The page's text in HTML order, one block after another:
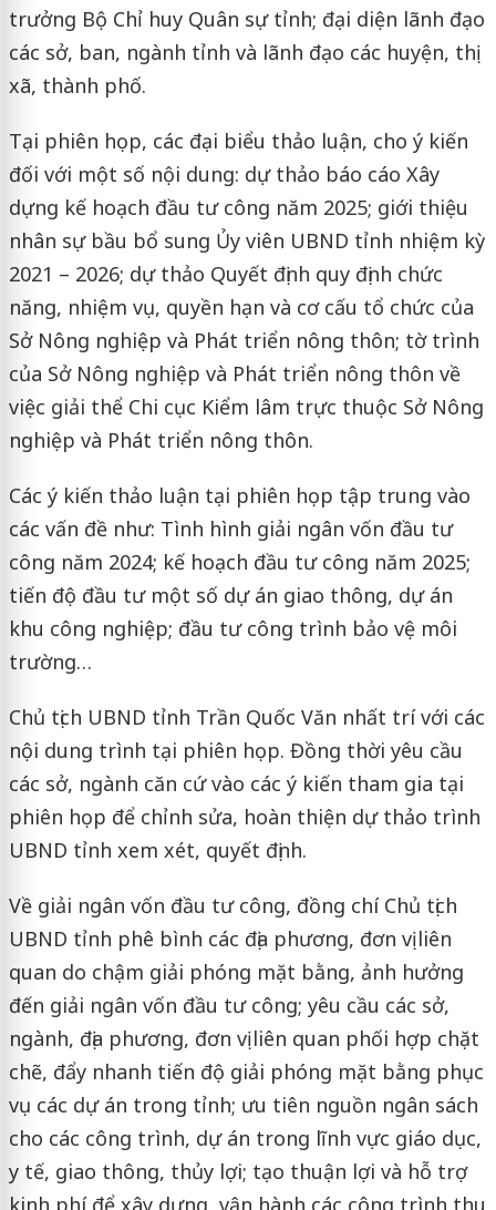
trưởng Bộ Chỉ huy Quân sự tỉnh; đại diện lãnh đạo
các sở, ban, ngành tỉnh và lãnh đạo các huyện, thị
xã, thành phố.
Tại phiên họp, các đại biểu thảo luận, cho ý kiến
đối với một số nội dung: dự thảo báo cáo Xây
dựng kế hoạch đầu tư công năm 2025; giới thiệu
nhân sự bầu bổ sung Ủy viên UBND tỉnh nhiệm kỳ
2021 – 2026; dự thảo Quyết định quy định chức
năng, nhiệm vụ, quyền hạn và cơ cấu tổ chức của
Sở Nông nghiệp và Phát triển nông thôn; tờ trình
của Sở Nông nghiệp và Phát triển nông thôn về
việc giải thể Chi cục Kiểm lâm trực thuộc Sở Nông
nghiệp và Phát triển nông thôn.
Các ý kiến thảo luận tại phiên họp tập trung vào
các vấn đề như: Tình hình giải ngân vốn đầu tư
công năm 2024; kế hoạch đầu tư công năm 2025;
tiến độ đầu tư một số dự án giao thông, dự án
khu công nghiệp; đầu tư công trình bảo vệ môi
trường…
Chủ tịch UBND tỉnh Trần Quốc Văn nhất trí với các
nội dung trình tại phiên họp. Đồng thời yêu cầu
các sở, ngành căn cứ vào các ý kiến tham gia tại
phiên họp để chỉnh sửa, hoàn thiện dự thảo trình
UBND tỉnh xem xét, quyết định.
Về giải ngân vốn đầu tư công, đồng chí Chủ tịch
UBND tỉnh phê bình các địa phương, đơn vị liên
quan do chậm giải phóng mặt bằng, ảnh hưởng
đến giải ngân vốn đầu tư công; yêu cầu các sở,
ngành, địa phương, đơn vị liên quan phối hợp chặt
chẽ, đẩy nhanh tiến độ giải phóng mặt bằng phục
vụ các dự án trong tỉnh; ưu tiên nguồn ngân sách
cho các công trình, dự án trong lĩnh vực giáo dục,
y tế, giao thông, thủy lợi; tạo thuận lợi và hỗ trợ
kinh phí để xây dựng, vận hành các công trình thu